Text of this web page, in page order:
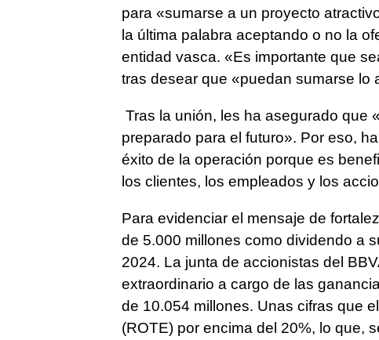
para «sumarse a un proyecto
la última palabra aceptando o no la
entidad vasca. «Es importante que
tras desear que «puedan sumarse lo
Tras la unión, les ha asegurado que
preparado para el futuro». Por eso,
éxito de la operación porque es
los clientes, los empleados y los
Para evidenciar el mensaje de
de 5.000 millones como dividendo a
2024. La junta de accionistas del
extraordinario a cargo de las
de 10.054 millones. Unas cifras que
(ROTE) por encima del 20%, lo que,